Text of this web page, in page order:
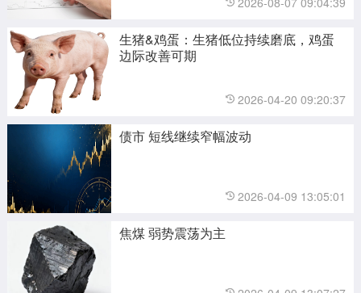
生猪&鸡蛋：生猪低位持续磨底，鸡蛋
边际改善可期
2026-04-20 09:20:37
债市 短线继续窄幅波动
2026-04-09 13:05:01
焦煤 弱势震荡为主